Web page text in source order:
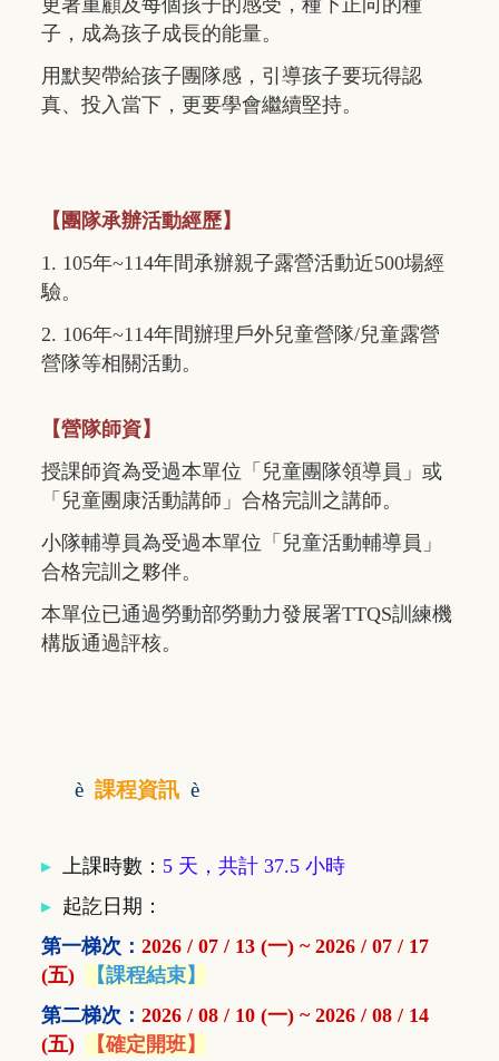
更著重顧及每個孩子的感受，種下正向的種
子，成為孩子成長的能量。
用默契帶給孩子團隊感，引導孩子要玩得認
真、投入當下，更要學會繼續堅持。
【團隊承辦活動經歷】
1. 105年~114年間承辦親子露營活動近500場經
驗。
2. 106年~114年間辦理戶外兒童營隊/兒童露營
營隊等相關活動。
【營隊師資】
授課師資為受過本單位「兒童團隊領導員」或
「兒童團康活動講師」合格完訓之講師。
小隊輔導員為受過本單位「兒童活動輔導員」
合格完訓之夥伴。
本單位已通過勞動部勞動力發展署TTQS訓練機
構版通過評核。
è 課程資訊 è
▸ 上課時數： 5 天，共計 37.5 小時
▸ 起訖日期：
第一梯次： 2026 / 07 / 13 (一) ~ 2026 / 07 / 17
(五)
【課程結束】
第二梯次： 2026 / 08 / 10 (一) ~ 2026 / 08 / 14
(五)
【確定開班】